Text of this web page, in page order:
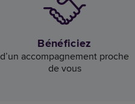
Bénéficiez
d’un accompagnement proche
de vous